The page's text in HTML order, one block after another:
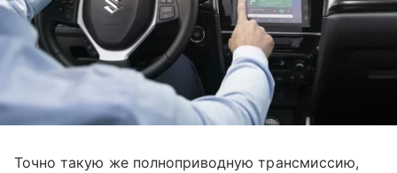
Точно такую же полноприводную трансмиссию,